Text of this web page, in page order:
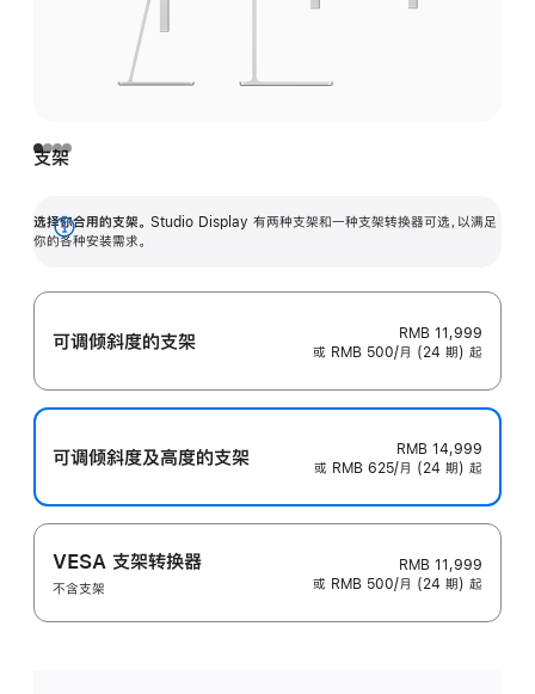
支架
选择你合用的支架。 Studio Display 有两种支架和一种支架转换器可选，以满足
你的各种安装需求。
展
可调倾斜度的支架
RMB 11,999
或 RMB 500/月 (24 期) 起
可调倾斜度及高‍度的支‍架
RMB 14,999
或 RMB 625/月 (24 期) 起
VESA 支架转换器
不含支架
RMB 11,999
或 RMB 500/月 (24 期) 起